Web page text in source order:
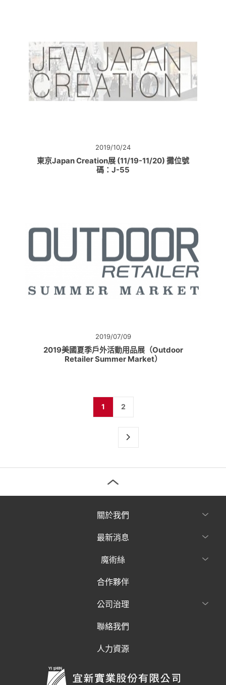
2019/10/24
東京Japan Creation展 (11/19-11/20) 攤位號
碼：J-55
2019/07/09
2019美國夏季戶外活動用品展（Outdoor
Retailer Summer Market）
1 2
關於我們
最新消息
魔術絲
合作夥伴
公司治理
聯絡我們
人力資源